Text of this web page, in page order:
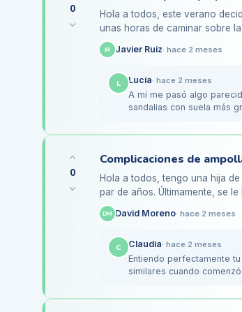
0
Hola a todos, este verano
unas horas de caminar sobre
son un poco…
JR Javier Ruiz· hace 2 meses
L Lucía· hace 2 meses
A mí me pasó algo
sandalias con suela más
0
Complicaciones de
Hola a todos, tengo una hija
par de años. Últimamente, se
pies, justo…
DM David Moreno· hace 2 meses
C Claudia· hace 2 meses
Entiendo perfectamente
similares cuando